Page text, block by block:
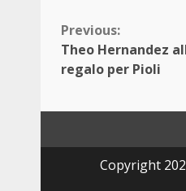
Continue
Reading
Previous:
Theo Hernandez
regalo per Pioli
Copyright